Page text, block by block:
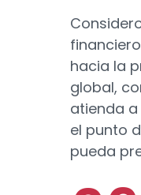
hacia la
global,
atienda
el punto
pueda